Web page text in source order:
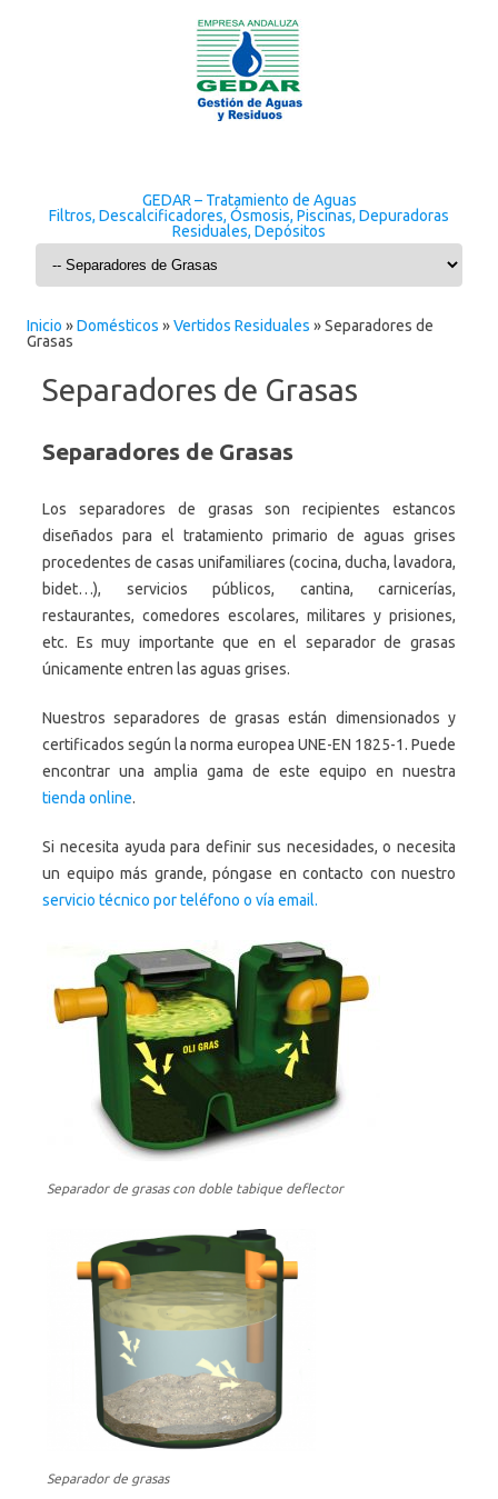
GEDAR – Tratamiento de Aguas
Filtros, Descalcificadores, Ósmosis, Piscinas, Depuradoras
Residuales, Depósitos
Skip to content
Inicio »Domésticos »Vertidos Residuales »Separadores de
Grasas
Separadores de Grasas
Separadores de Grasas
Los separadores de grasas son recipientes estancos
diseñados para el tratamiento primario de aguas grises
procedentes de casas unifamiliares (cocina, ducha, lavadora,
bidet…), servicios públicos, cantina, carnicerías,
restaurantes, comedores escolares, militares y prisiones,
etc. Es muy importante que en el separador de grasas
únicamente entren las aguas grises.
Nuestros separadores de grasas están dimensionados y
certificados según la norma europea UNE-EN 1825-1. Puede
encontrar una amplia gama de este equipo en nuestra
tienda online.
Si necesita ayuda para definir sus necesidades, o necesita
un equipo más grande, póngase en contacto con nuestro
servicio técnico por teléfono o vía email.
Separador de grasas con doble tabique deflector
Separador de grasas